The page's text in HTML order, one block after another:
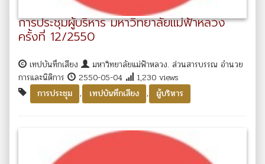
การประชุมผู้บริหาร มหาวิทยาลัยแม่ฟ้าหลวง
ครั้งที่ 12/2550
เทปบันทึกเสียง
มหาวิทยาลัยแม่ฟ้าหลวง. ส่วนสารบรรณ อำนวย
การและนิติการ
2550-05-04
1,230 views
การประชุม
, เทปบันทึกเสียง , ผู้บริหาร